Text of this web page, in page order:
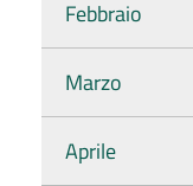
Febbraio
Marzo
Aprile